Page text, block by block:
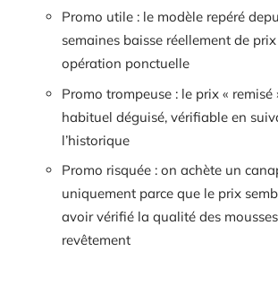
Promo utile : le modèle repéré
semaines baisse réellement de prix
opération ponctuelle
Promo trompeuse : le prix « remisé
habituel déguisé, vérifiable en
l’historique
Promo risquée : on achète un
uniquement parce que le prix
avoir vérifié la qualité des
revêtement